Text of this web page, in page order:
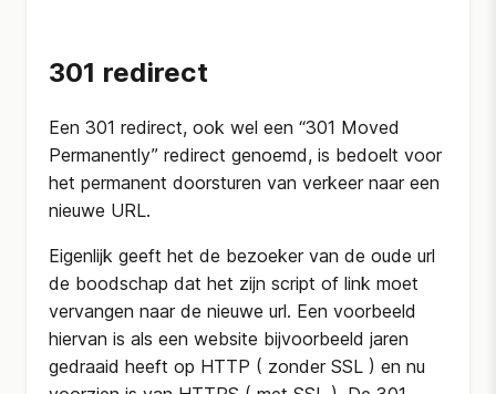
301 redirect
Een 301 redirect, ook wel een “301 Moved
Permanently” redirect genoemd, is bedoelt voor
het permanent doorsturen van verkeer naar een
nieuwe URL.
Eigenlijk geeft het de bezoeker van de oude url
de boodschap dat het zijn script of link moet
vervangen naar de nieuwe url. Een voorbeeld
hiervan is als een website bijvoorbeeld jaren
gedraaid heeft op HTTP ( zonder SSL ) en nu